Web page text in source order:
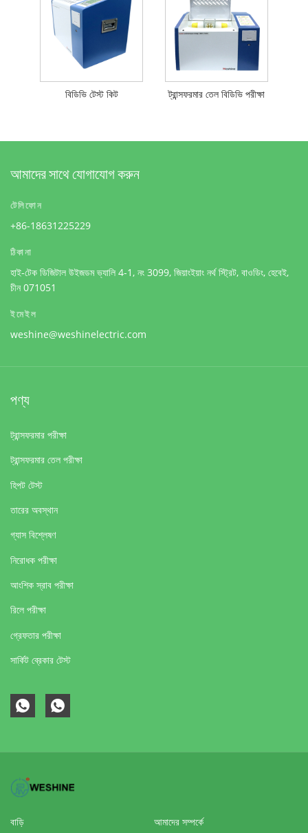
বিডিভি টেস্ট কিট ট্রান্সফরমার তেল বিডিভি পরীক্ষা
আমাদের সাথে যোগাযোগ করুন
টেলিফোন
+86-18631225229
ঠিকানা
হাই-টেক ডিজিটাল উইজডম ভ্যালি 4-1, নং 3099, জিয়াংইয়াং নর্থ স্ট্রিট, বাওডিং, হেবেই,
চীন 071051
ইমেইল
weshine@weshinelectric.com
পণ্য
ট্রান্সফরমার পরীক্ষা
ট্রান্সফরমার তেল পরীক্ষা
হিপট টেস্ট
তারের অবস্থান
গ্যাস বিশ্লেষণ
নিরোধক পরীক্ষা
আংশিক স্রাব পরীক্ষা
রিলে পরীক্ষা
গ্রেফতার পরীক্ষা
সার্কিট ব্রেকার টেস্ট
বাড়ি আমাদের সম্পর্কে